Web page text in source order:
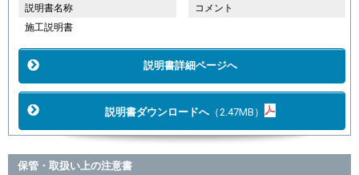
説明書名称
施工説明書
コメント
説明書詳細ページへ
説明書ダウンロードへ（2.47MB）
保管・取扱い上の注意書